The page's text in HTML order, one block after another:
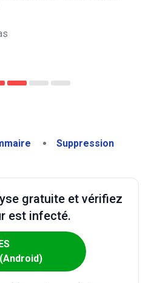
Suppression
gratuite et vérifiez
est infecté.